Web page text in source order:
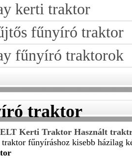
kerti traktor
fűnyíró traktor
fűnyíró traktorok
traktor
Kerti Traktor Használt
fűnyíráshoz kisebb házilag